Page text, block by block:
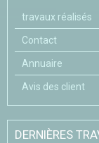
travaux réalisés
Contact
Annuaire
Avis des client
DERNIÈRES